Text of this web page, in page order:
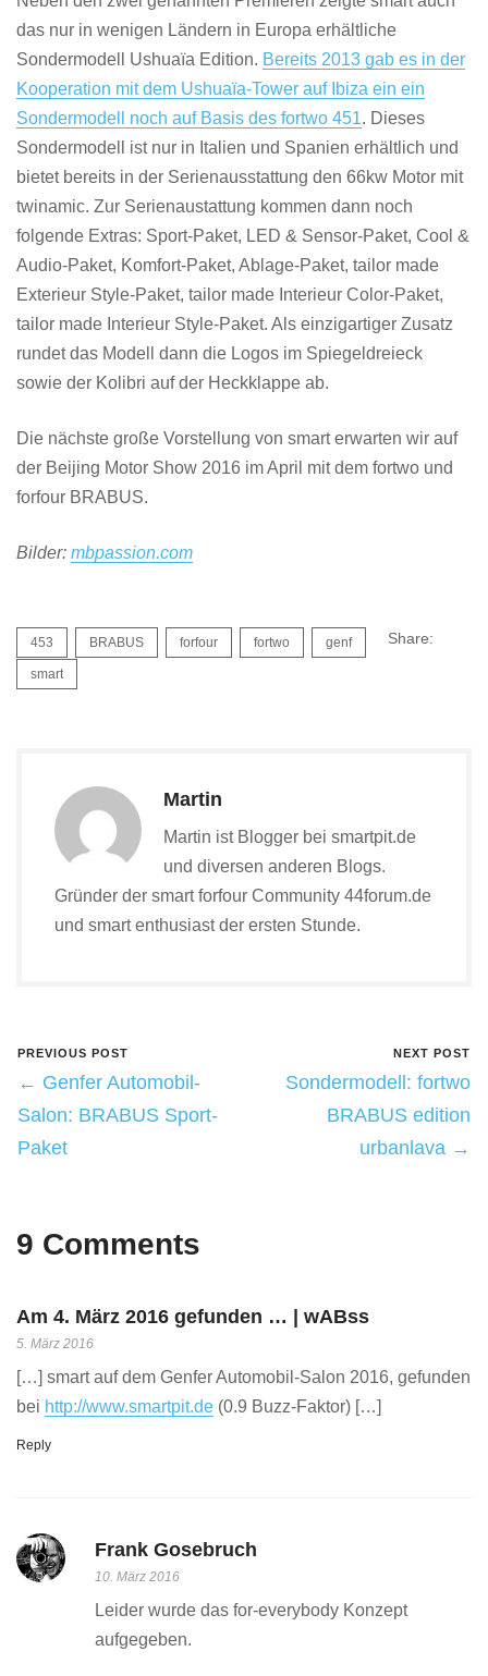
das nur in wenigen Ländern in Europa erhältliche
Sondermodell Ushuaïa Edition. Bereits 2013 gab es in der
Kooperation mit dem Ushuaïa-Tower auf Ibiza ein ein
Sondermodell noch auf Basis des fortwo 451. Dieses
Sondermodell ist nur in Italien und Spanien erhältlich und
bietet bereits in der Serienausstattung den 66kw Motor mit
twinamic. Zur Serienaustattung kommen dann noch
folgende Extras: Sport-Paket, LED & Sensor-Paket, Cool &
Audio-Paket, Komfort-Paket, Ablage-Paket, tailor made
Exterieur Style-Paket, tailor made Interieur Color-Paket,
tailor made Interieur Style-Paket. Als einzigartiger Zusatz
rundet das Modell dann die Logos im Spiegeldreieck
sowie der Kolibri auf der Heckklappe ab.
Die nächste große Vorstellung von smart erwarten wir auf
der Beijing Motor Show 2016 im April mit dem fortwo und
forfour BRABUS.
Bilder: mbpassion.com
453 BRABUS forfour fortwo genf
smart
Share:
Martin
Martin ist Blogger bei smartpit.de
und diversen anderen Blogs.
Gründer der smart forfour Community 44forum.de
und smart enthusiast der ersten Stunde.
PREVIOUS POST
← Genfer Automobil-
Salon: BRABUS Sport-
Paket
NEXT POST
Sondermodell: fortwo
BRABUS edition
urbanlava →
9 Comments
Am 4. März 2016 gefunden … | wABss
5. März 2016
[…] smart auf dem Genfer Automobil-Salon 2016, gefunden
bei http://www.smartpit.de (0.9 Buzz-Faktor) […]
Reply
Frank Gosebruch
10. März 2016
Leider wurde das for-everybody Konzept
aufgegeben.